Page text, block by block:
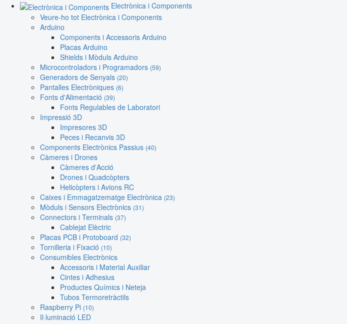
Electrònica i Components
Veure-ho tot Electrònica i Components
Arduino
Components i Accessoris Arduino
Placas Arduino
Shields i Mòduls Arduino
Microcontroladors i Programadors (59)
Generadors de Senyals (20)
Pantalles Electròniques (6)
Fonts d'Alimentació (39)
Fonts Regulables de Laboratori
Impressió 3D
Impresores 3D
Peces i Recanvis 3D
Components Electrònics Passius (40)
Càmeres i Drones
Càmeres d'Acció
Drones i Quadcòpters
Helicòpters i Avions RC
Caixes i Emmagatzematge Electrònica (23)
Mòduls i Sensors Electrònics (31)
Connectors i Terminals (37)
Cablejat Elèctric
Placas PCB i Protoboard (32)
Tornilleria i Fixació (10)
Consumibles Electrònics
Accessoris i Material Auxiliar
Cintes i Adhesius
Productes Químics i Neteja
Tubos Termoretràctils
Raspberry Pi (10)
Il·luminació LED